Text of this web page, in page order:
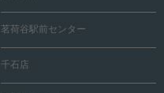
茗荷谷駅前センター
千石店